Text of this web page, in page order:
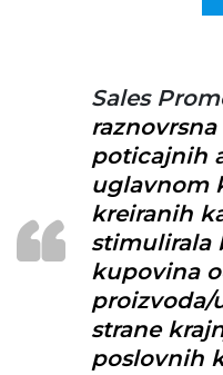
Sales
poticajnih
uglavnom
kreiranih
stimulirala
kupovina
proizvoda/
strane
poslovnih